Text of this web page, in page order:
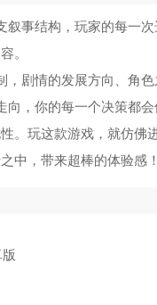
叙事结构，玩家的每一
。
，剧情的发展方向、角
向，你的每一个决策都
。玩这款游戏，就仿佛
中，带来超棒的体验感！